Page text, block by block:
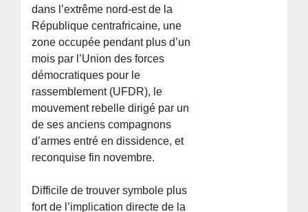
dans l’extrême nord-est de la
République centrafricaine, une
zone occupée pendant plus d’un
mois par l’Union des forces
démocratiques pour le
rassemblement (UFDR), le
mouvement rebelle dirigé par un
de ses anciens compagnons
d’armes entré en dissidence, et
reconquise fin novembre.
Difficile de trouver symbole plus
fort de l’implication directe de la